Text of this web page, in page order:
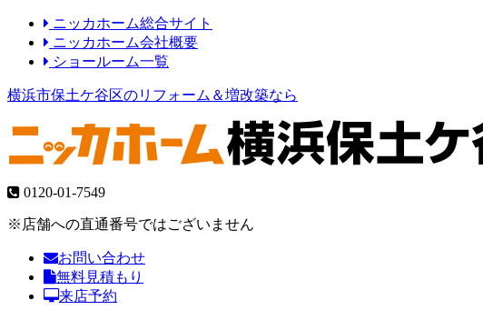
ニッカホーム総合サイト
ニッカホーム会社概要
ショールーム一覧
横浜市保土ケ谷区のリフォーム＆増改築なら
0120-01-7549
※店舗への直通番号ではございません
お問い合わせ
無料見積もり
来店予約